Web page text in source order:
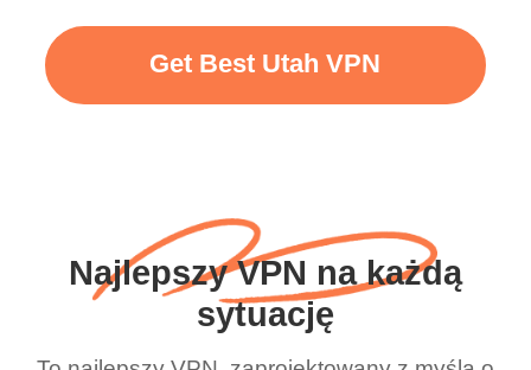
Get Best Utah VPN
Najlepszy VPN na każdą
sytuację